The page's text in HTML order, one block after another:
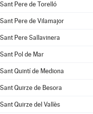
Sant Pere de Torelló
Sant Pere de Vilamajor
Sant Pere Sallavinera
Sant Pol de Mar
Sant Quintí de Mediona
Sant Quirze de Besora
Sant Quirze del Vallès